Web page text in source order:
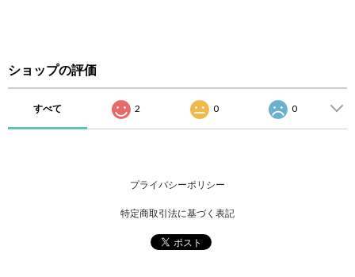
ショップの評価
すべて 2 0 0
プライバシーポリシー
特定商取引法に基づく表記